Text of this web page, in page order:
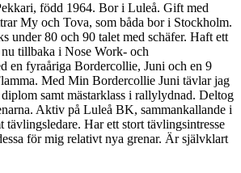
född 1964. Bor i Luleå. Gift med
My och Tova, som båda bor i Stockholm.
under 80 och 90 talet med schäfer. Haft ett
tillbaka i Nose Work- och
en fyraåriga Bordercollie, Juni och en 9
Med Min Bordercollie Juni tävlar jag
samt mästarklass i rallylydnad. Deltog
Aktiv på Luleå BK, sammankallande i
tävlingsledare. Har ett stort tävlingsintresse
för mig relativt nya grenar. Är självklart